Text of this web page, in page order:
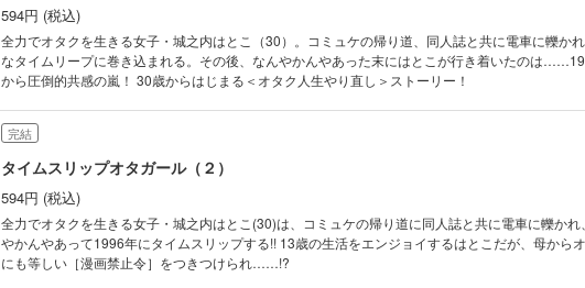
594円 (税込)
全力でオタクを生きる女子・城之内はとこ（30）。コミュケの帰り道、同人誌と共に電車に轢か
なタイムリープに巻き込まれる。その後、なんやかんやあった末にはとこが行き着いたのは
から圧倒的共感の嵐！ 30歳からはじまる＜オタク人生やり直し＞ストーリー！
完結
タイムスリップオタガール（２）
594円 (税込)
全力でオタクを生きる女子・城之内はとこ(30)は、コミュケの帰り道に同人誌と共に電車に轢かれ
やかんやあって1996年にタイムスリップする!! 13歳の生活をエンジョイするはとこだが、母から
にも等しい［漫画禁止令］をつきつけられ……!?